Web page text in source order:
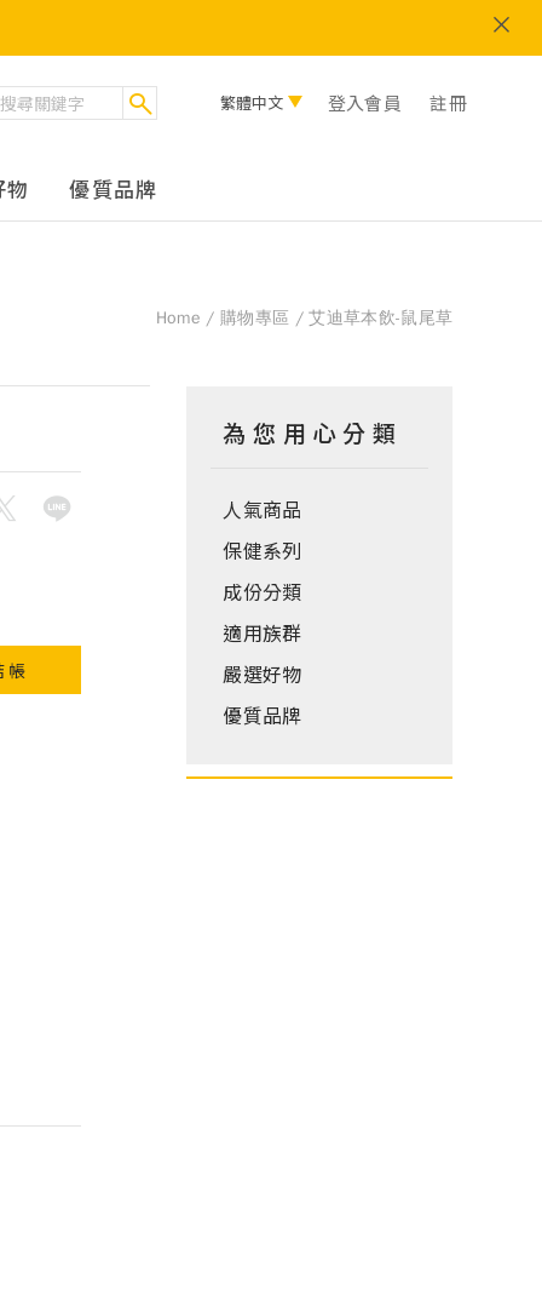
優質品牌
繁體中文 登入會員 註冊
Home 購物專區 艾迪草本飲-鼠尾草
為您用心分類
人氣商品
保健系列
成份分類
適用族群
嚴選好物
優質品牌
帳